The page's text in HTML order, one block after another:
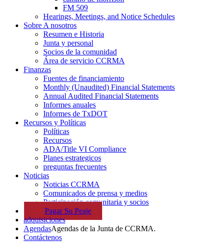
FM 509
Hearings, Meetings, and Notice Schedules
Sobre A nosotros
Resumen e Historia
Junta y personal
Socios de la comunidad
Área de servicio CCRMA
Finanzas
Fuentes de financiamiento
Monthly (Unaudited) Financial Statements
Annual Audited Financial Statements
Informes anuales
Informes de TxDOT
Recursos y Políticas
Políticas
Recursos
ADA/Title VI Compliance
Planes estrategicos
preguntas frecuentes
Noticias
Noticias CCRMA
Comunicados de prensa y medios
Participación comunitaria y socios
Pagar Su Peaje
adquisiciones
AgendasAgendas de la Junta de CCRMA.
Contáctenos